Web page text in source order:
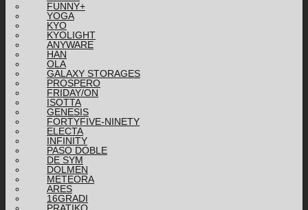
FUNNY+
YOGA
KYO
KYOLIGHT
ANYWARE
HAN
OLA
GALAXY STORAGES
PROSPERO
FRIDAY/ON
ISOTTA
GENESIS
FORTYFIVE-NINETY
ELECTA
INFINITY
PASO DOBLE
DE SYM
DOLMEN
METEORA
ARES
16GRADI